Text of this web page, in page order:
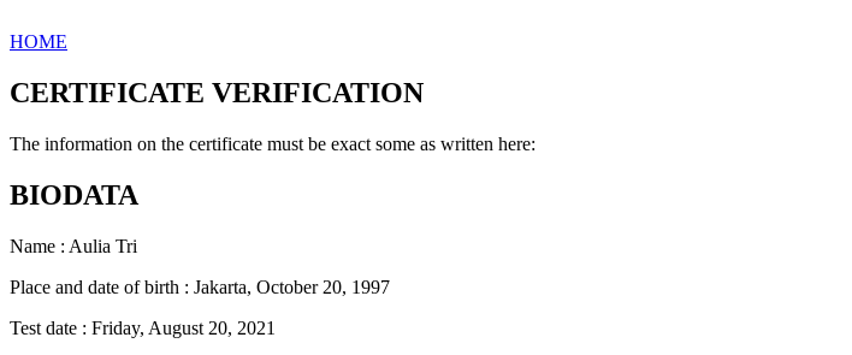
HOME
CERTIFICATE VERIFICATION
The information on the certificate must be exact some as written here:
BIODATA
Name : Aulia Tri
Place and date of birth : Jakarta, October 20, 1997
Test date : Friday, August 20, 2021